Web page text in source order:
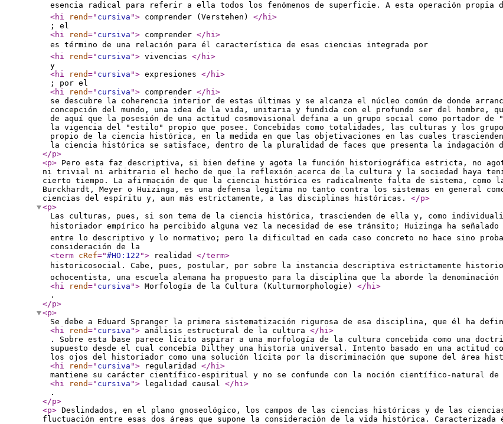
esencia radical para referir a ella todos los fenómenos de superficie. A esta operación
<hi
rend=" cursiva "> comprender (Verstehen) </hi>
; el
<hi
rend=" cursiva "> comprender </hi>
es término de una relación para él característica de esas ciencias integrada por
<hi
rend=" cursiva "> vivencias </hi>
y
<hi
rend=" cursiva "> expresiones </hi>
; por el
<hi
rend=" cursiva "> comprender </hi>
se descubre la coherencia interior de estas últimas y se alcanza el núcleo común de donde
concepción del mundo, una idea de la vida, unitaria y fundida con el profundo ser del hombre,
de aquí que la posesión de una actitud cosmovisional defina a un grupo social como portador de
la vigencia del "estilo" propio que posee. Concebidas como totalidades, las culturas y los
propio de la ciencia histórica, en la medida en que las objetivaciones en las cuales
la ciencia histórica se satisface, dentro de la pluralidad de faces que presenta la indagación
</p>
<p> Pero esta faz descriptiva, si bien define y agota la función historiográfica estricta, no
ni trivial ni arbitrario el hecho de que la reflexión acerca de la cultura y la sociedad haya
cierto tiempo. La afirmación de que la ciencia histórica es radicalmente falta de sistema, como la
Burckhardt, Meyer o Huizinga, es una defensa legítima no tanto contra los sistemas en general
ciencias del espíritu y, aun más estrictamente, a las disciplinas históricas. </p>
<p>
Las culturas, pues, si son tema de la ciencia histórica, trascienden de ella y, como
historiador empírico ha percibido alguna vez la necesidad de ese tránsito; Huizinga ha
entre lo descriptivo y lo normativo; pero la dificultad en cada caso concreto no hace sino
consideración de la
<term cRef="#HO:122 "> realidad </term>
historicosocial. Cabe, pues, postular, por sobre la instancia descriptiva estrictamente
ochocentista, una escuela alemana ha propuesto para la disciplina que la aborde la denominación
<hi
rend=" cursiva "> Morfología de la Cultura (Kulturmorphologie) </hi>
.
</p>
<p>
Se debe a Eduard Spranger la primera sistematización rigurosa de esa disciplina, que él ha
<hi
rend=" cursiva "> análisis estructural de la cultura </hi>
. Sobre esta base parece lícito aspirar a una morfología de la cultura concebida como una
supuesto desde el cual concebía Dilthey una historia universal. Intento basado en una actitud
los ojos del historiador como una solución lícita por la discriminación que supone del área
<hi
rend=" cursiva "> regularidad </hi>
mantiene su carácter científico-espiritual y no se confunde con la noción científico-natural de
<hi
rend=" cursiva "> legalidad causal </hi>
.
</p>
<p> Deslindados, en el plano gnoseológico, los campos de las ciencias históricas y de las
fluctuación entre esas dos áreas que supone la consideración de la vida histórica.